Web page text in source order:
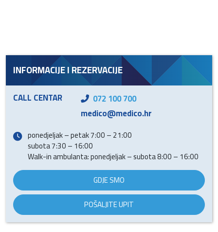
INFORMACIJE I REZERVACIJE
CALL CENTAR
072 100 700
medico@medico.hr
ponedjeljak – petak 7:00 – 21:00
subota 7:30 – 16:00
Walk-in ambulanta: ponedjeljak – subota 8:00 – 16:00
GDJE SMO
POŠALJITE UPIT